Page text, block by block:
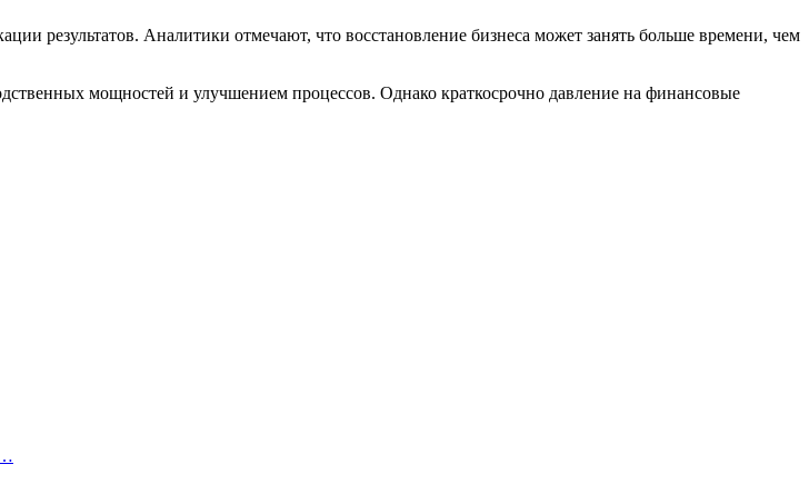
результатов. Аналитики отмечают, что восстановление бизнеса может занять больше времени, чем
мощностей и улучшением процессов. Однако краткосрочно давление на финансовые